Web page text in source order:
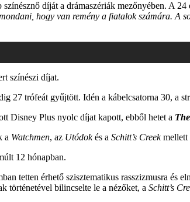
színésznő díját a drámaszériák mezőnyében. A
hogy van remény a fiatalok számára. A
színészi díjat.
27 trófeát gyűjtött. Idén a kábelcsatorna 30, a
Disney Plus nyolc díjat kapott, ebből hetet a
a Watchmen, az Utódokés a Schitt’s Creekmellett
12 hónapban.
tetten érhető szisztematikus rasszizmusra és
történetével bilincselte le a nézőket, a Schitt’s